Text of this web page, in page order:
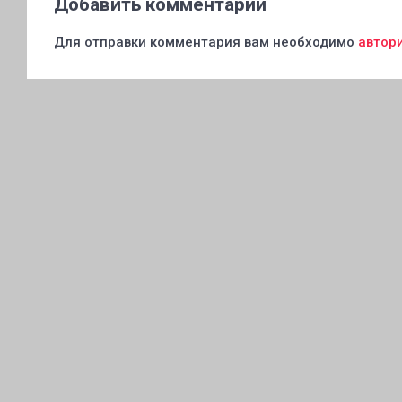
Добавить комментарий
Для отправки комментария вам необходимо